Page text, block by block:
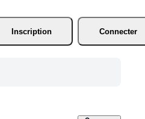
Inscription
Connecter